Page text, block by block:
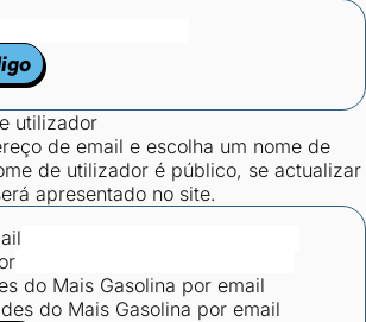
utilizador
de email e escolha um nome de
de utilizador é público, se actualizar
apresentado no site.
do Mais Gasolina por email
do Mais Gasolina por email